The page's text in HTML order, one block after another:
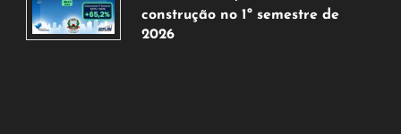
2026
construção no 1º semestre de
2026